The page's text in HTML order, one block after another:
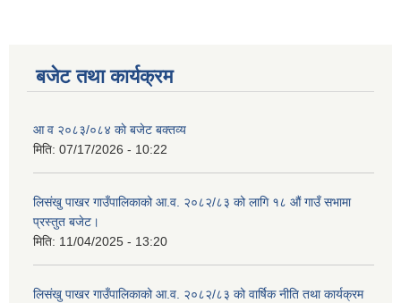
बजेट तथा कार्यक्रम
आ व २०८३/०८४ काे बजेट बक्तव्य
मिति: 07/17/2026 - 10:22
लिसंखु पाखर गाउँपालिकाको आ.व. २०८२/८३ को लागि १८ औं गाउँ सभामा
प्रस्तुत बजेट।
मिति: 11/04/2025 - 13:20
लिसंखु पाखर गाउँपालिकाको आ.व. २०८२/८३ को वार्षिक नीति तथा कार्यक्रम